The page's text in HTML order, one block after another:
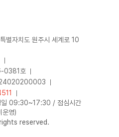
별자치도 원주시 세계로 10
-0381호
09:30~17:30 / 점심시간
영)
reserved.